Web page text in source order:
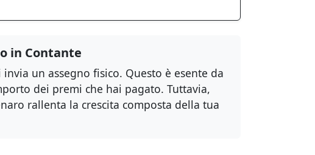
in Contante
invia un assegno fisico. Questo è esente da
dei premi che hai pagato. Tuttavia,
rallenta la crescita composta della tua